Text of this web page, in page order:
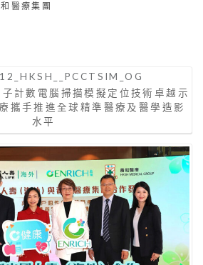
醫療集團
計數電腦掃描模擬定位技術卓越示
攜手推進全球精準醫療及醫學造影
水平